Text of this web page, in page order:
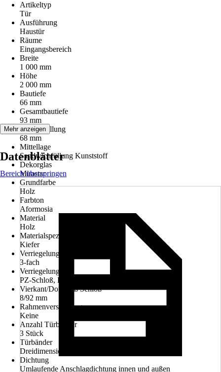
Artikeltyp
Tür
Ausführung
Haustür
Räume
Eingangsbereich
Breite
1 000 mm
Höhe
2 000 mm
Bautiefe
66 mm
Gesamtbautiefe
93 mm
Stärke Füllung
68 mm
Mittellage
Sandwichfüllung Kunststoff
Dekorglas
Mirastar
Grundfarbe
Holz
Farbton
Aformosia
Material
Holz
Materialspezifizierung
Kiefer
Verriegelungspunkt
3-fach
Verriegelung
PZ-Schloß, Hakenriegel
Vierkant/Dornmaß Schloß
8/92 mm
Rahmenverstärkung
Keine
Anzahl Türbänder
3 Stück
Türbänder
Dreidimensional verstellbar
Dichtung
Umlaufende Anschlagdichtung innen und außen
Mehr anzeigen
Datenblätter
Bereich überspringen